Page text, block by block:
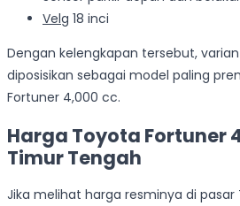
Velg 18 inci
Dengan kelengkapan tersebut,
diposisikan sebagai model paling
Fortuner 4,000 cc.
Harga Toyota Fortuner
Timur Tengah
Jika melihat harga resminya di pasar